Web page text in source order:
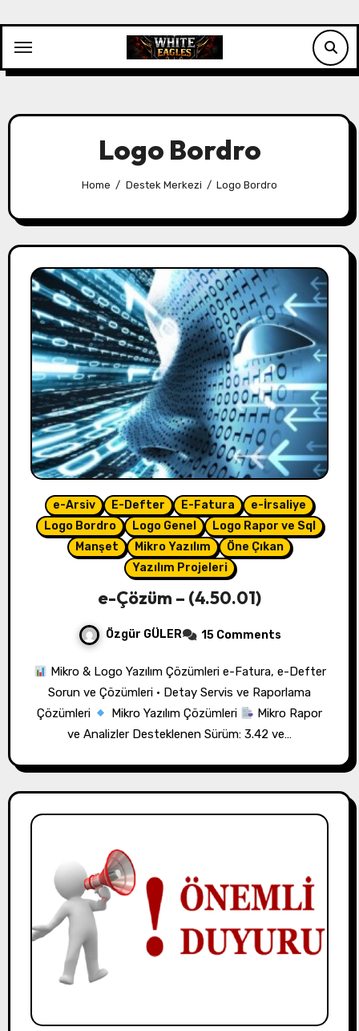
content
Logo Bordro
Home Destek Merkezi Logo Bordro
e-Arsiv E-Defter E-Fatura
e-İrsaliye
Logo Bordro
Logo Genel
Logo Rapor ve Sql
Manşet
Mikro Yazılım
Öne Çıkan
Yazılım Projeleri
e-Çözüm – (4.50.01)
Özgür GÜLER 15 Comments
Mikro & Logo Yazılım Çözümleri e-Fatura, e-Defter
Sorun ve Çözümleri • Detay Servis ve Raporlama
Çözümleri
Mikro Yazılım Çözümleri
Mikro Rapor
ve Analizler Desteklenen Sürüm: 3.42 ve…